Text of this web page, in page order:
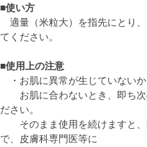
■使い方
適量（米粒大）を指先にとり
てください。
■使用上の注意
・お肌に異常が生じていないか
お肌に合わないとき、即ち次
ださい。
そのまま使用を続けますと、
で、皮膚科専門医等に